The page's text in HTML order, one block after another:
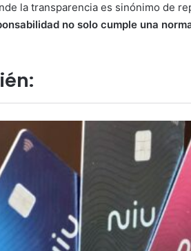
la transparencia es sinónimo de
no solo cumple una